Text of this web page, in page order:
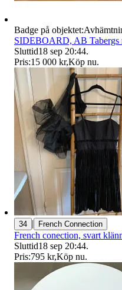
Badge på objektet:
SIDEBOARD, AB Tabergs
Sluttid18 sep 20:44.
Pris:15 000 kr,Köp nu.
34 | French Connection
French conection, svart
Sluttid18 sep 20:44.
Pris:795 kr,Köp nu.